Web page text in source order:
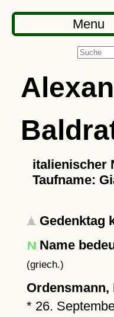
Menu
italienischer
Taufname:
Gedenktag
Name
(griech.)
* 26.